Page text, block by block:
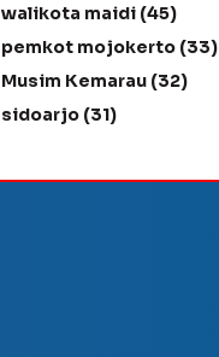
walikota maidi (45)
pemkot mojokerto (33)
Musim Kemarau (32)
sidoarjo (31)